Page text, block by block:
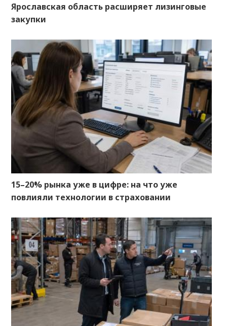
Ярославская область расширяет лизинговые
закупки
15–20% рынка уже в цифре: на что уже
повлияли технологии в страховании